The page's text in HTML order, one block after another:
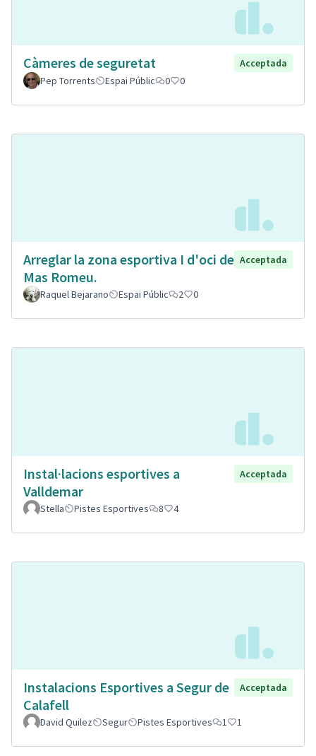
Càmeres de seguretat
Acceptada
Pep Torrents
Espai Públic 0 0
Arreglar la zona esportiva I d'oci de
Mas Romeu.
Acceptada
Raquel Bejarano Espai Públic 2 0
Instal·lacions esportives a
Valldemar
Acceptada
Stella Pistes Esportives 8 4
Instalacions Esportives a Segur de
Calafell
Acceptada
David Quilez Segur Pistes Esportives 1 1